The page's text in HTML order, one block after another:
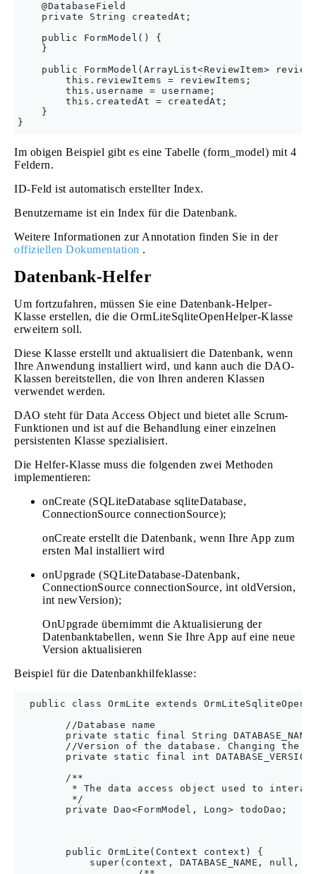
    @DatabaseField
    private String createdAt;
    public FormModel() {
    }
public FormModel(ArrayList<ReviewItem>
        this.reviewItems = reviewItems;
        this.username = username;
        this.createdAt = createdAt;
    }
Im obigen Beispiel gibt es eine Tabelle (form_model) mit 4
Feldern.
ID-Feld ist automatisch erstellter Index.
Benutzername ist ein Index für die Datenbank.
Weitere Informationen zur Annotation finden Sie in der
offiziellen Dokumentation .
Datenbank-Helfer
Um fortzufahren, müssen Sie eine Datenbank-Helper-
Klasse erstellen, die die OrmLiteSqliteOpenHelper-Klasse
erweitern soll.
Diese Klasse erstellt und aktualisiert die Datenbank, wenn
Ihre Anwendung installiert wird, und kann auch die DAO-
Klassen bereitstellen, die von Ihren anderen Klassen
verwendet werden.
DAO steht für Data Access Object und bietet alle Scrum-
Funktionen und ist auf die Behandlung einer einzelnen
persistenten Klasse spezialisiert.
Die Helfer-Klasse muss die folgenden zwei Methoden
implementieren:
onCreate (SQLiteDatabase sqliteDatabase,
ConnectionSource connectionSource);
onCreate erstellt die Datenbank, wenn Ihre App zum
ersten Mal installiert wird
onUpgrade (SQLiteDatabase-Datenbank,
ConnectionSource connectionSource, int oldVersion,
int newVersion);
OnUpgrade übernimmt die Aktualisierung der
Datenbanktabellen, wenn Sie Ihre App auf eine neue
Version aktualisieren
Beispiel für die Datenbankhilfeklasse:
public class OrmLite extends
        //Database name
private static final String DATABASE_NAME
//Version of the database. Changing the
private static final int DATABASE_VERSION
        /**
* The data access object used to
         */
        private Dao<FormModel, Long> todoDao;
        public OrmLite(Context context) {
super(context, DATABASE_NAME, null,